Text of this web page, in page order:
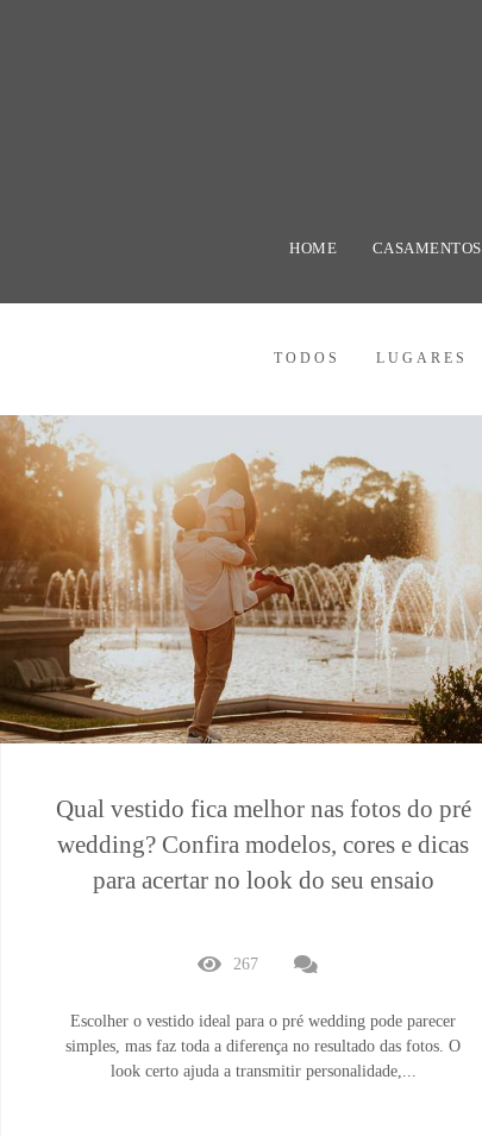
HOME CASAMENTOS
TODOS LUGARES
Qual vestido fica melhor nas fotos do pré
wedding? Confira modelos, cores e dicas
para acertar no look do seu ensaio
267
Escolher o vestido ideal para o pré wedding pode parecer
simples, mas faz toda a diferença no resultado das fotos. O
look certo ajuda a transmitir personalidade,...